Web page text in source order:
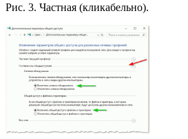
Рис. 3. Частная (кликабельно).